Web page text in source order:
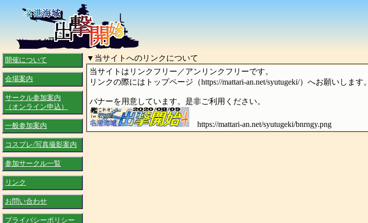
開催について
会場案内
サークル参加案内
（オンライン申込）
一般参加案内
コスプレ/写真撮影案内
参加サークル一覧
リンク
お問い合わせ
プライバシーポリシー
▼当サイトへのリンクについて
当サイトはリンクフリー／アンリンクフリーです。
リンクの際にはトップページ（https://mattari-an.net/syutugeki/）へお願いします。
バナーを用意しています。是非ご利用ください。
https://mattari-an.net/syutugeki/bnrngy.png